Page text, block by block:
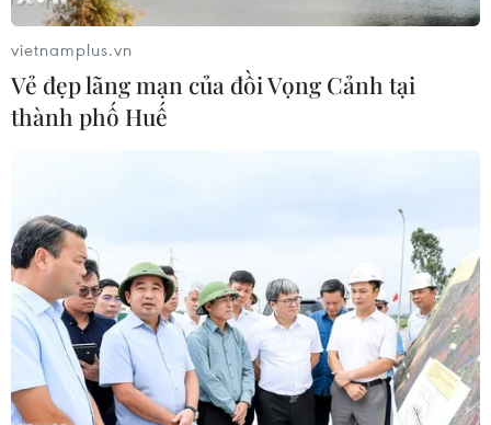
Giải thưởng Sách quốc gia xướng tên cuốn
vietnamplus.vn
Vẻ đẹp lãng mạn của đồi Vọng Cảnh tại
thành phố Huế